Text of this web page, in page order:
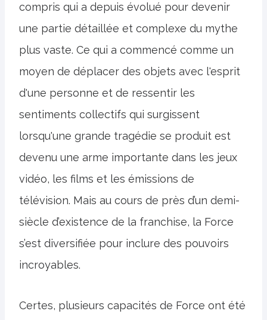
compris qui a depuis évolué pour devenir
une partie détaillée et complexe du mythe
plus vaste. Ce qui a commencé comme un
moyen de déplacer des objets avec l'esprit
d'une personne et de ressentir les
sentiments collectifs qui surgissent
lorsqu'une grande tragédie se produit est
devenu une arme importante dans les jeux
vidéo, les films et les émissions de
télévision. Mais au cours de près d’un demi-
siècle d’existence de la franchise, la Force
s’est diversifiée pour inclure des pouvoirs
incroyables.
Certes, plusieurs capacités de Force ont été